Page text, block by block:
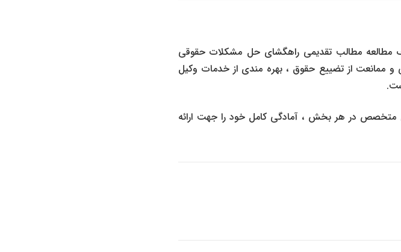
مطالعه مطالب تقدیمی راهگشای حل مشکلات حقوقی
ممانعت از تضییع حقوق ، بهره مندی از خدمات وکیل
متخصص در هر بخش ، آمادگی کامل خود را جهت ارائه